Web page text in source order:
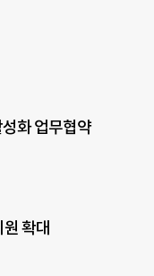
화 업무협약
확대